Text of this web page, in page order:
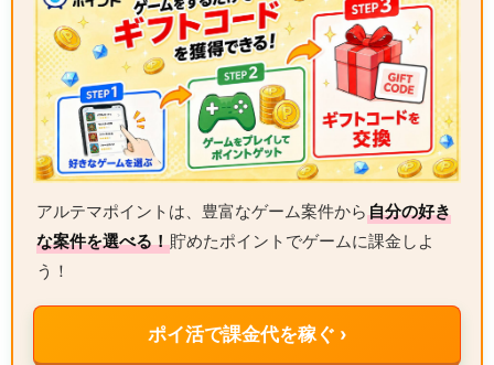
アルテマポイントは、豊富なゲーム案件から自分の好き
な案件を選べる！貯めたポイントでゲームに課金しよ
う！
ポイ活で課金代を稼ぐ ›